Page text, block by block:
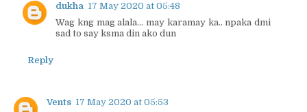
dukha 17 May 2020 at 05:48
Wag kng mag alala... may karamay ka.. npaka dmi
sad to say ksma din ako dun
Reply
Vents 17 May 2020 at 05:53